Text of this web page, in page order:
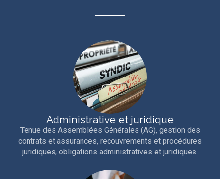
Administrative et juridique
Tenue des Assemblées Générales (AG), gestion des
contrats et assurances, recouvrements et procédures
juridiques, obligations administratives et juridiques.